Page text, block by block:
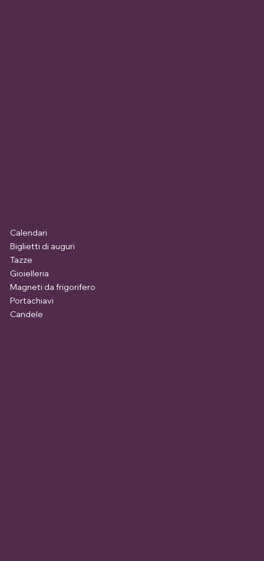
Calendari
Biglietti di auguri
Tazze
Gioielleria
Magneti da frigorifero
Portachiavi
Candele